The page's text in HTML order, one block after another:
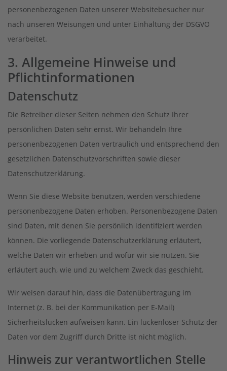
personenbezogenen Daten unserer Websitebesucher nur
nach unseren Weisungen und unter Einhaltung der DSGVO
verarbeitet.
3. Allgemeine Hinweise und
Pflicht­informationen
Datenschutz
Die Betreiber dieser Seiten nehmen den Schutz Ihrer
persönlichen Daten sehr ernst. Wir behandeln Ihre
personenbezogenen Daten vertraulich und entsprechend den
gesetzlichen Datenschutzvorschriften sowie dieser
Datenschutzerklärung.
Wenn Sie diese Website benutzen, werden verschiedene
personenbezogene Daten erhoben. Personenbezogene Daten
sind Daten, mit denen Sie persönlich identifiziert werden
können. Die vorliegende Datenschutzerklärung erläutert,
welche Daten wir erheben und wofür wir sie nutzen. Sie
erläutert auch, wie und zu welchem Zweck das geschieht.
Wir weisen darauf hin, dass die Datenübertragung im
Internet (z. B. bei der Kommunikation per E-Mail)
Sicherheitslücken aufweisen kann. Ein lückenloser Schutz der
Daten vor dem Zugriff durch Dritte ist nicht möglich.
Hinweis zur verantwortlichen Stelle